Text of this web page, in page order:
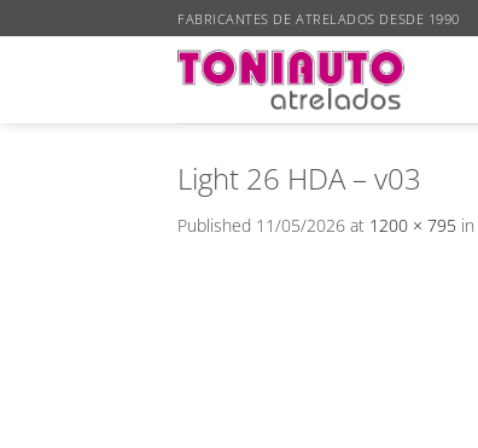
to
FABRICANTES DE ATRELADOS DESDE 1990
Light 26 HDA – v03
Published 11/05/2026 at 1200 × 795 in